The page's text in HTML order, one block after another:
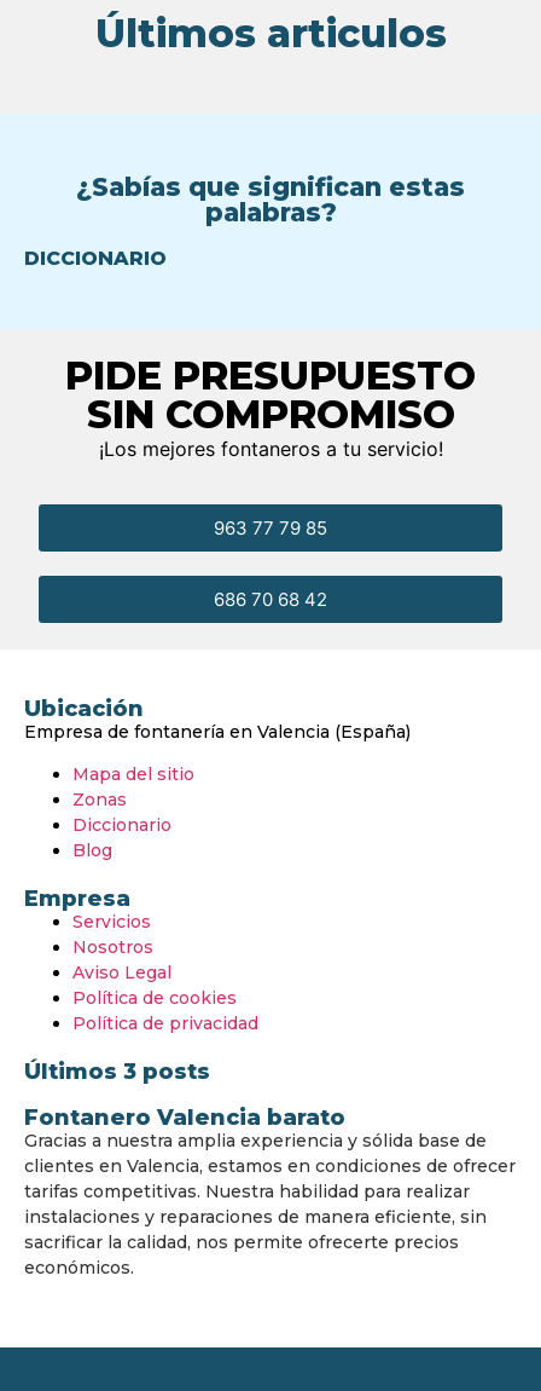
Últimos articulos
¿Sabías que significan estas
palabras?
DICCIONARIO
PIDE PRESUPUESTO
SIN COMPROMISO
¡Los mejores fontaneros a tu servicio!
686 70 68 42
963 77 79 85
Ubicación
Empresa de fontanería en Valencia (España)
Mapa del sitio
Zonas
Diccionario
Blog
Empresa
Servicios
Nosotros
Aviso Legal
Política de cookies
Política de privacidad
Últimos 3 posts
Fontanero Valencia barato
Gracias a nuestra amplia experiencia y sólida base de
clientes en Valencia, estamos en condiciones de ofrecer
tarifas competitivas. Nuestra habilidad para realizar
instalaciones y reparaciones de manera eficiente, sin
sacrificar la calidad, nos permite ofrecerte precios
económicos.